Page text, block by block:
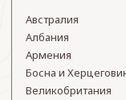
Австралия
Албания
Армения
Босна и
Великобритания